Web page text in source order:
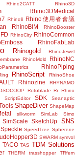
Rhino2CATT Rhino3D
Rhino3DMedical
Rhino8 Rhino使用者會議
RhinoBIM RhinoBooster
RhinoCity RhinoCommon
RhinoFabLab
Rhinogold RhinoJewel
RhinoMold
RhinoNC
RhinoPiping
RhinoScript
RhinoShoe
Rhinozine RHYNAMO
Rotoblade Rr Rhino
ScriptEditor SDK
Seanaptic
ShapeDiver ShapeMap
silkworm SimLab Simo
SimScale SketchUp SNS
Speckle SpeedTree Spherene
SWARM symvol
TACO TAS TDM Solutions
THERM trasshopper
TRfem